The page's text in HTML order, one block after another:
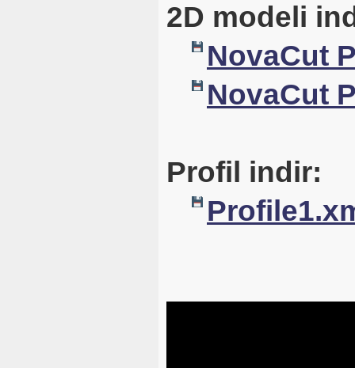
2D modeli
NovaCut
NovaCut
Profil indir: